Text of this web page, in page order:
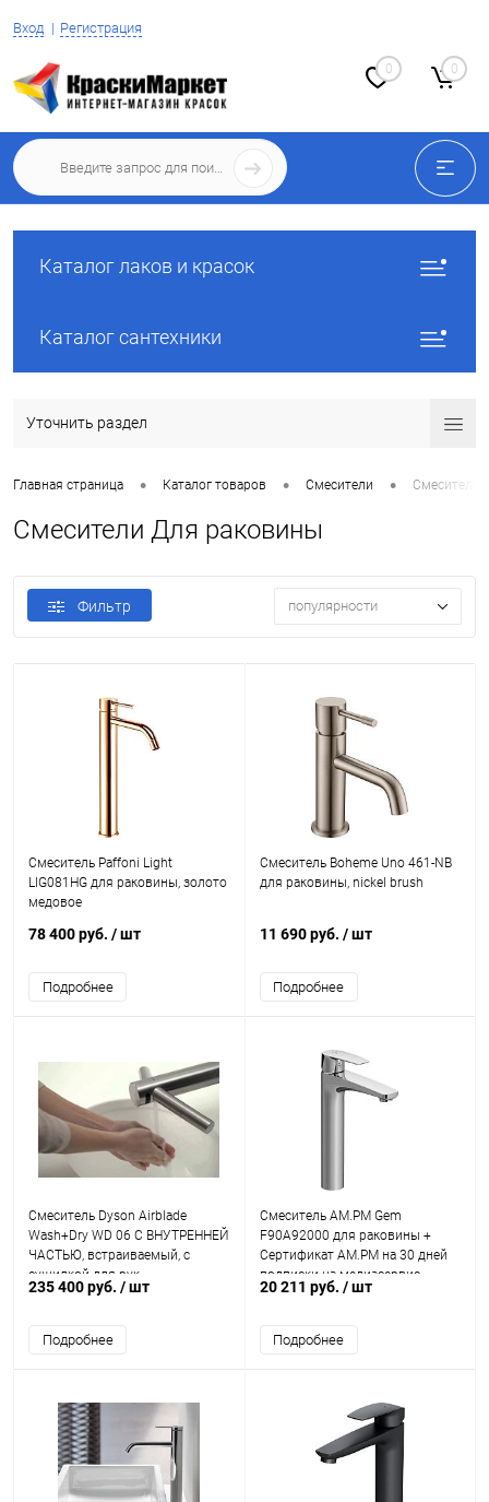
Вход Регистрация
0 0
Каталог лаков и красок
Каталог сантехники
Уточнить раздел
Главная страница • Каталог товаров • Смесители • Смесители
Смесители Для раковины
Фильтр популярности
Смеситель Paffoni Light
LIG081HG для раковины, золото
медовое
78 400 руб. / шт
Подробнее
Смеситель Boheme Uno 461-NB
для раковины, nickel brush
11 690 руб. / шт
Подробнее
Смеситель Dyson Airblade
Wash+Dry WD 06 С ВНУТРЕННЕЙ
ЧАСТЬЮ, встраиваемый, с
сушилкой для рук
235 400 руб. / шт
Подробнее
Смеситель AM.PM Gem
F90A92000 для раковины +
Сертификат AM.PM на 30 дней
подписки на медиасервис
20 211 руб. / шт
Подробнее